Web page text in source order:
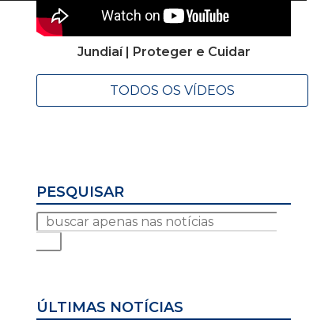
Jundiaí | Proteger e Cuidar
TODOS OS VÍDEOS
PESQUISAR
ÚLTIMAS NOTÍCIAS